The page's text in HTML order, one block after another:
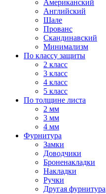
Американский
Английский
Шале
Прованс
Скандинавский
Минимализм
По классу защиты
2 класс
3 класс
4 класс
5 класс
По толщине листа
2 мм
3 мм
4 мм
Фурнитура
Замки
Доводчики
Броненакладки
Накладки
Ручки
Другая фурнитура